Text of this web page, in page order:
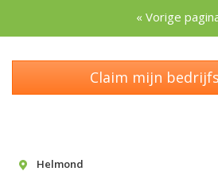
« Vorige
Claim mijn
Helmond